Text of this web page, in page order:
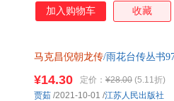
加入购物车 收藏
马克昌倪朝龙传/雨花台传丛书
¥14.30 定价： ¥28.00 (5.11折)
贾茹 /2021-10-01 /江苏人民出版社